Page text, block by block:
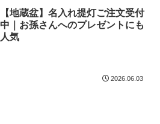
【地蔵盆】名入れ提灯ご注文受付
中｜お孫さんへのプレゼントにも
人気
2026.06.03